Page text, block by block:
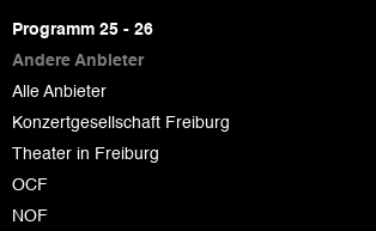
page
Programm 25 - 26
Andere Anbieter
Alle Anbieter
Konzertgesellschaft Freiburg
Theater in Freiburg
OCF
NOF